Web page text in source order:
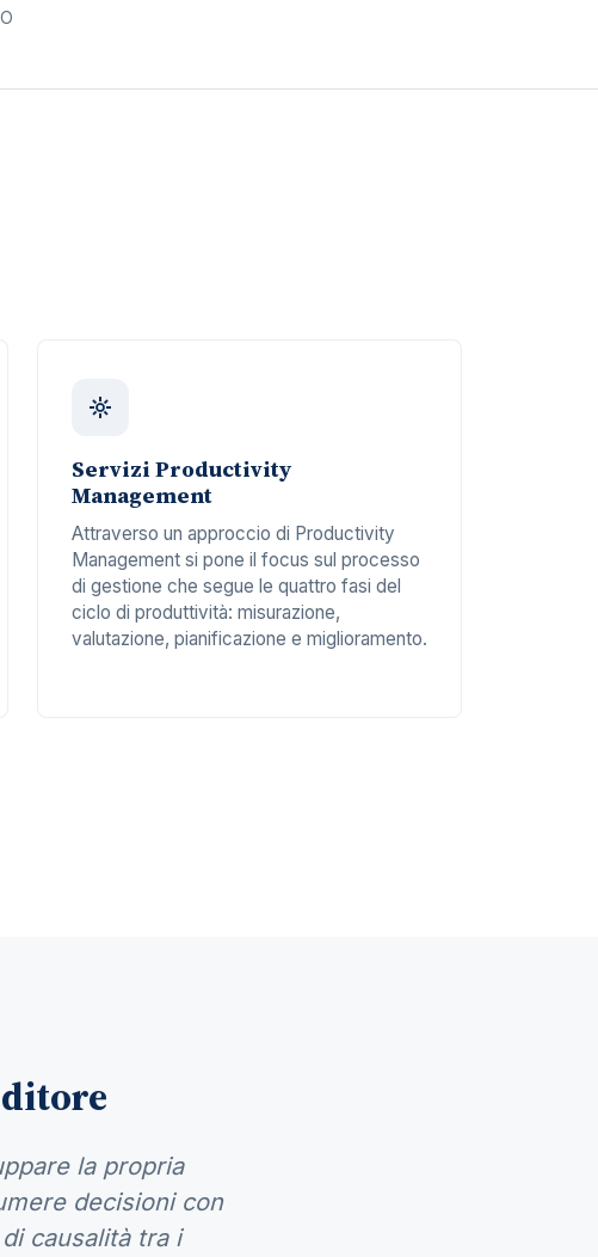
Servizi Productivity
Management
Attraverso un approccio di Productivity
Management si pone il focus sul processo
di gestione che segue le quattro fasi del
ciclo di produttività: misurazione,
valutazione, pianificazione e miglioramento.
la propria
decisioni con
causalità tra i